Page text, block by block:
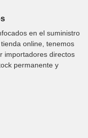
en el suministro
online, tenemos
importadores directos
permanente y